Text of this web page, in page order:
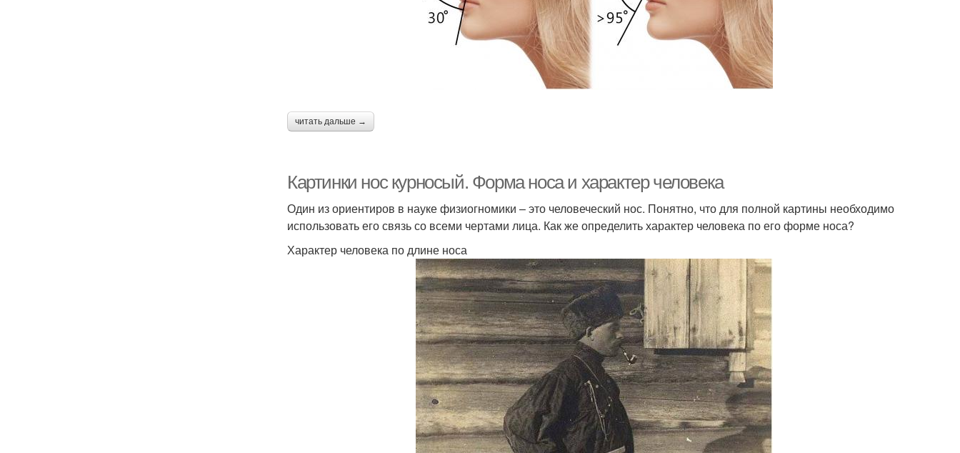
читать дальше →
Картинки нос курносый. Форма носа и характер человека
Один из ориентиров в науке физиогномики – это человеческий нос. Понятно, что для полной картины необходимо
использовать его связь со всеми чертами лица. Как же определить характер человека по его форме носа?
Характер человека по длине носа